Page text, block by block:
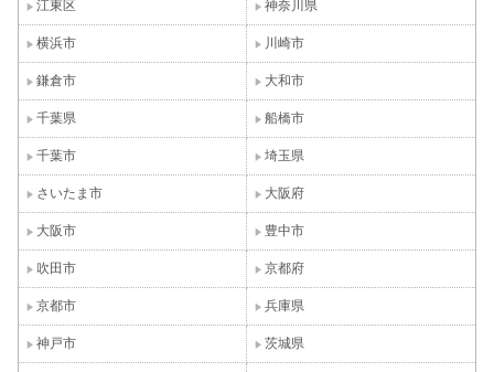
江東区 神奈川県
横浜市 川崎市
鎌倉市 大和市
千葉県 船橋市
千葉市 埼玉県
さいたま市 大阪府
大阪市 豊中市
吹田市 京都府
京都市 兵庫県
神戸市 茨城県